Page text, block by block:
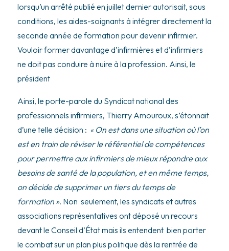
lorsqu’un arrêté publié en juillet dernier autorisait, sous
conditions, les aides-soignants à intégrer directement la
seconde année de formation pour devenir infirmier.
Vouloir former davantage d’infirmières et d’infirmiers
ne doit pas conduire à nuire à la profession. Ainsi, le
président
Ainsi, le porte-parole du Syndicat national des
professionnels infirmiers, Thierry Amouroux, s’étonnait
d’une telle décision : « On est dans une situation où l’on
est en train de réviser le référentiel de compétences
pour permettre aux infirmiers de mieux répondre aux
besoins de santé de la population, et en même temps,
on décide de supprimer un tiers du temps de
formation ». Non seulement, les syndicats et autres
associations représentatives ont déposé un recours
devant le Conseil d’État mais ils entendent bien porter
le combat sur un plan plus politique dès la rentrée de